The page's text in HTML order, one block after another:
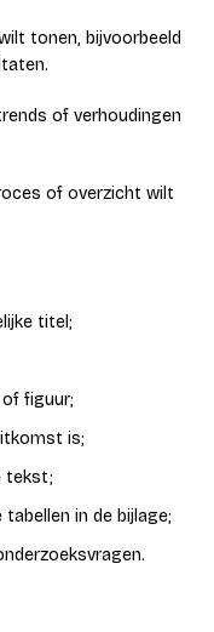
tonen, bijvoorbeeld
of verhoudingen
of overzicht wilt
titel;
figuur;
is;
tekst;
in de bijlage;